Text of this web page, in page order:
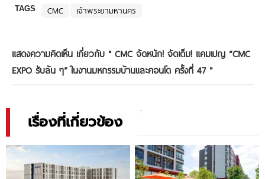
TAGS CMC เจ้าพระยามหานคร
แสดงความคิดเห็น เกี่ยวกับ " CMC จัดหนัก! จัดเต็ม! แคมเปญ “CMC
EXPO รับล้น ๆ” ในงานมหกรรมบ้านและคอนโด ครั้งที่ 47"
เรื่องที่เกี่ยวข้อง